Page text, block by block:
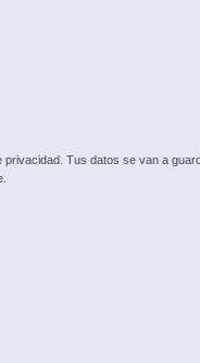
Tus datos se van a